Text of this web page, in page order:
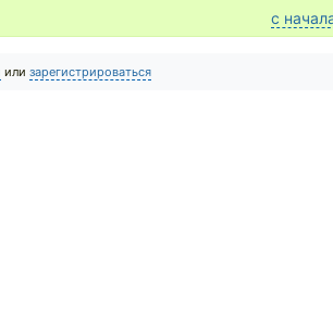
с
или зарегистрироваться